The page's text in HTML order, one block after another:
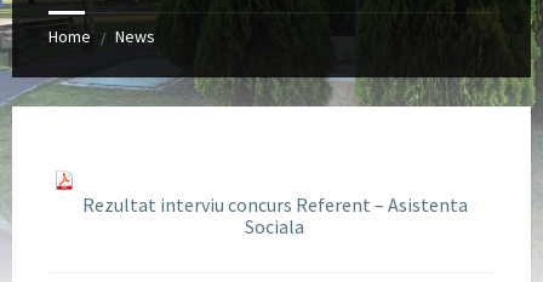
Home / News
Rezultat interviu concurs Referent – Asistenta
Sociala